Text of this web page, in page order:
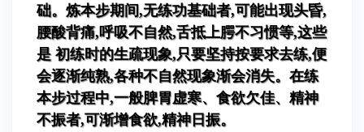
础。炼本步期间,无练功基础者,可能出现头昏,
腰酸背痛,呼吸不自然,舌抵上腭不习惯等,这些
是 初练时的生疏现象,只要坚持按要求去练,便
会逐渐纯熟,各种不自然现象渐会消失。在练
本步过程中,一般脾胃虚寒、食欲欠佳、精神
不振者,可渐增食欲,精神日振。